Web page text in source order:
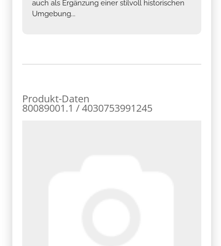
auch als Ergänzung einer stilvoll historischen
Umgebung...
Produkt-Daten
80089001.1 / 4030753991245